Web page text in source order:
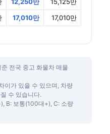
17,010만 17,010만
전국 중고 화물차 매물
이가 있을 수 있으며, 차량
수 있습니다.
B: 보통(100대+), C: 소량